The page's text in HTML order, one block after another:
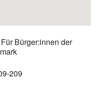
Bürger:innen der
209